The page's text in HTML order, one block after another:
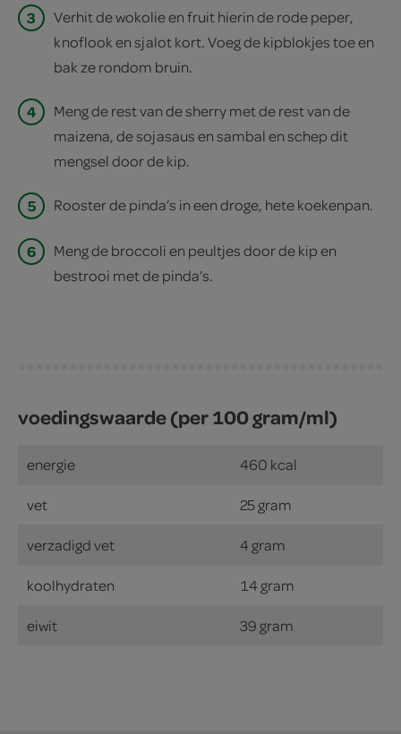
3
Verhit de wokolie en fruit hierin de rode peper,
knoflook en sjalot kort. Voeg de kipblokjes toe en
bak ze rondom bruin.
4
Meng de rest van de sherry met de rest van de
maizena, de sojasaus en sambal en schep dit
mengsel door de kip.
5 Rooster de pinda’s in een droge, hete koekenpan.
6
Meng de broccoli en peultjes door de kip en
bestrooi met de pinda’s.
voedingswaarde (per 100 gram/ml)
energie 460 kcal
vet 25 gram
verzadigd vet 4 gram
koolhydraten 14 gram
eiwit 39 gram